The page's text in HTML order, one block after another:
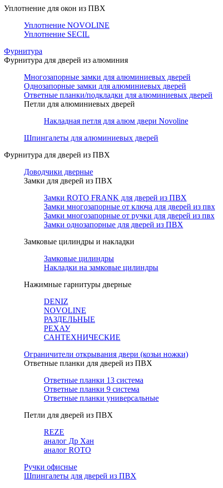
Уплотнение для окон из ПВХ
Уплотнение NOVOLINE
Уплотнение SECIL
Фурнитура
Фурнитура для дверей из алюминия
Многозапорные замки для алюминиевых дверей
Однозапорные замки для алюминиевых дверей
Ответные планки/подкладки для алюминиевых дверей
Петли для алюминиевых дверей
Накладная петля для алюм двери Novoline
Шпингалеты для алюминиевых дверей
Фурнитура для дверей из ПВХ
Доводчики дверные
Замки для дверей из ПВХ
Замки ROTO FRANK для дверей из ПВХ
Замки многозапорные от ключа для дверей из пвх
Замки многозапорные от ручки для дверей из пвх
Замки однозапорные для дверей из ПВХ
Замковые цилиндры и накладки
Замковые цилиндры
Накладки на замковые цилиндры
Нажимные гарнитуры дверные
DENIZ
NOVOLINE
РАЗДЕЛЬНЫЕ
РЕХАУ
САНТЕХНИЧЕСКИЕ
Ограничители открывания двери (козьи ножки)
Ответные планки для дверей из ПВХ
Ответные планки 13 система
Ответные планки 9 система
Ответные планки универсальные
Петли для дверей из ПВХ
REZE
аналог Др Хан
аналог ROTO
Ручки офисные
Шпингалеты для дверей из ПВХ